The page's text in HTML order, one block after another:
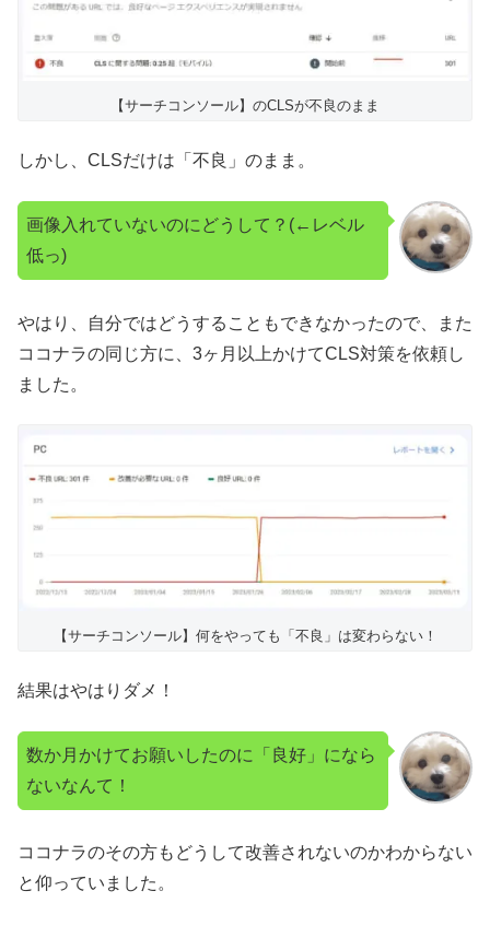
【サーチコンソール】のCLSが不良のまま
しかし、CLSだけは「不良」のまま。
画像入れていないのにどうして？(←レベル
低っ)
やはり、自分ではどうすることもできなかったので、また
ココナラの同じ方に、3ヶ月以上かけてCLS対策を依頼し
ました。
【サーチコンソール】何をやっても「不良」は変わらない！
結果はやはりダメ！
数か月かけてお願いしたのに「良好」になら
ないなんて！
ココナラのその方もどうして改善されないのかわからない
と仰っていました。